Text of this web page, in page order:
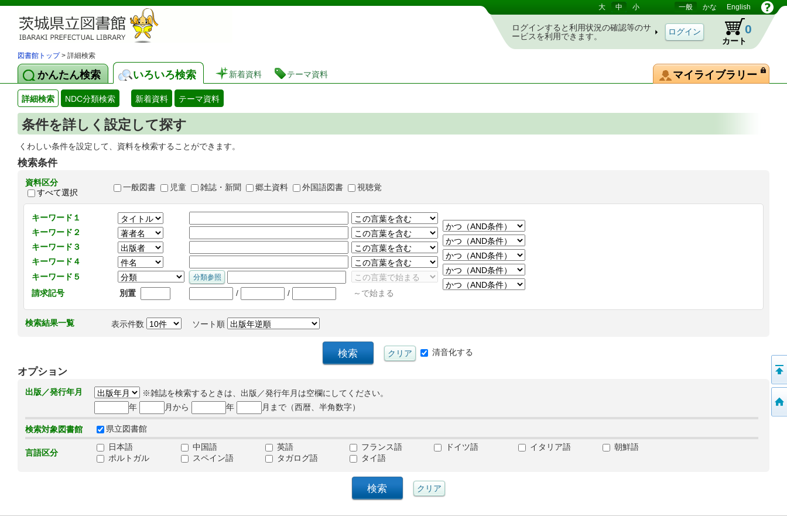
茨城県立図書館 蔵書検索・予約システム 大 中 小 一般 かな English
ログインすると利用状況の確認等のサ
ービスを利用できます。
カート
0
図書館トップ> 詳細検索
かんたん検索 いろいろ検索 新着資料 テーマ資料 マイライブラリー
詳細検索 NDC分類検索 新着資料 テーマ資料
条件を詳しく設定して探す
くわしい条件を設定して、資料を検索することができます。
検索条件
資料区分
すべて選択
一般図書 児童 雑誌・新聞 郷土資料 外国語図書 視聴覚
キーワード１
キーワード２
キーワード３
キーワード４
キーワード５
請求記号
別置 / / ～で始まる
検索結果一覧 表示件数 ソート順
清音化する
オプション
出版／発行年月
※雑誌を検索するときは、出版／発行年月は空欄にしてください。
年
月から 年 月まで（西暦、半角数字）
検索対象図書館 県立図書館
言語区分
日本語 中国語 英語 フランス語 ドイツ語 イタリア語
朝鮮語
ポルトガル
スペイン語 タガログ語 タイ語